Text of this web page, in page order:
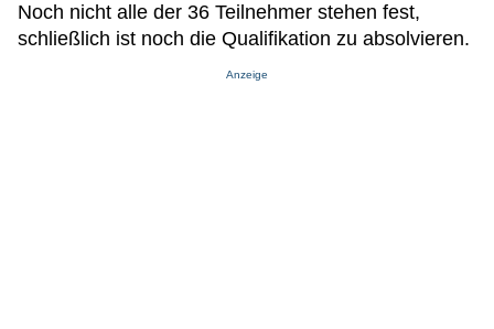
Noch nicht alle der 36 Teilnehmer stehen fest,
schließlich ist noch die Qualifikation zu absolvieren.
Anzeige